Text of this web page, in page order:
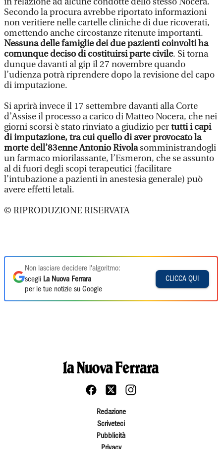
Secondo la procura avrebbe riportato informazioni
non veritiere nelle cartelle cliniche di due ricoverati,
omettendo anche circostanze ritenute importanti.
Nessuna delle famiglie dei due pazienti coinvolti ha
comunque deciso di costituirsi parte civile. Si torna
dunque davanti al gip il 27 novembre quando
l’udienza potrà riprendere dopo la revisione del capo
di imputazione.
Si aprirà invece il 17 settembre davanti alla Corte
d’Assise il processo a carico di Matteo Nocera, che nei
giorni scorsi è stato rinviato a giudizio pertutti i capi
di imputazione, tra cui quello di aver provocato la
morte dell’83enne Antonio Rivolasomministrandogli
un farmaco miorilassante, l’Esmeron, che se assunto
al di fuori degli scopi terapeutici (facilitare
l’intubazione a pazienti in anestesia generale) può
avere effetti letali.
© RIPRODUZIONE RISERVATA
Non lasciare decidere l'algoritmo:
scegli La Nuova Ferrara
per le tue notizie su Google
CLICCA QUI
Redazione
Scriveteci
Pubblicità